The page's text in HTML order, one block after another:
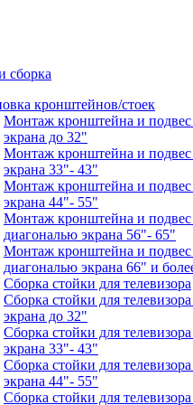
сборка
кронштейнов/стоек
Монтаж кронштейна и
экрана до 32"
Монтаж кронштейна и
экрана 33"- 43"
Монтаж кронштейна и
экрана 44"- 55"
Монтаж кронштейна и
диагональю экрана 56"- 65"
Монтаж кронштейна и
диагональю экрана 66" и
Сборка стойки для телевизора
Сборка стойки для
экрана до 32"
Сборка стойки для
экрана 33"- 43"
Сборка стойки для
экрана 44"- 55"
Сборка стойки для